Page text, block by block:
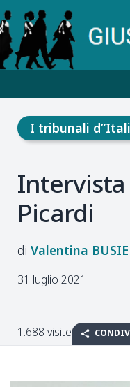
I tribunali
Picardi
Valentina
31 luglio 2021
1.688 visite